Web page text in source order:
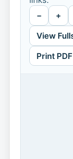
− +
View
Print PDF